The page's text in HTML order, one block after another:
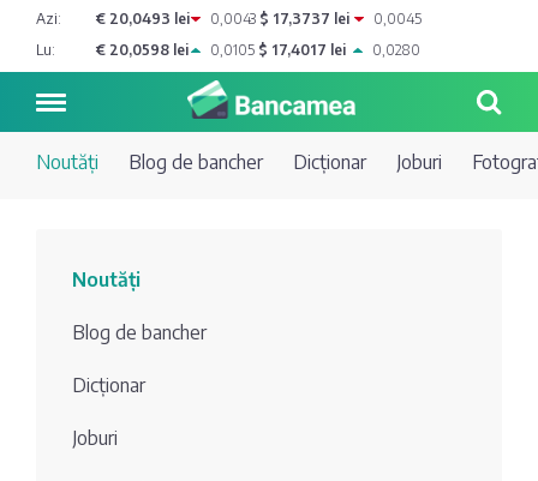
Azi: € 20,0493 lei 0,0043 $ 17,3737 lei
0,0045
Lu:
€ 20,0598 lei 0,0105 $ 17,4017 lei 0,0280
bancher
Comerțbank
Energbank
Noutăți Blog de bancher Dicționar Joburi
Noutăți
Blog de bancher
Dicționar
Joburi